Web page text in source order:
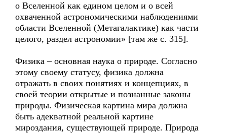
о Вселенной как едином целом и о всей
охваченной астрономическими наблюдениями
области Вселенной (Метагалактике) как части
целого, раздел астрономии» [там же с. 315].
Физика – основная наука о природе. Согласно
этому своему статусу, физика должна
отражать в своих понятиях и концепциях, в
своей теории открытые и познанные законы
природы. Физическая картина мира должна
быть адекватной реальной картине
мироздания, существующей природе. Природа